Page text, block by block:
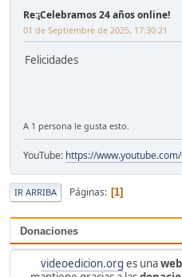
Donaciones
videoedicion.org es una
Re:¡Celebramos 24 años online!
01 de Septiembre de 2025, 17:30:21
Felicidades
A 1 persona le gusta esto.
YouTube: https://
IR ARRIBA Páginas 1